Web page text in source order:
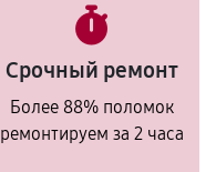
Срочный ремонт
Более 88% поломок
ремонтируем за 2 часа